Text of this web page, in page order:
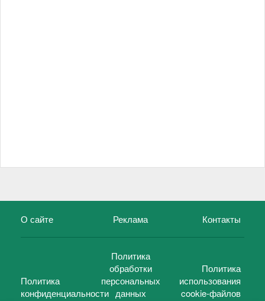
О сайте Реклама Контакты
Политика
конфиденциальности
Политика
обработки
персональных
данных
Политика
использования
cookie-файлов